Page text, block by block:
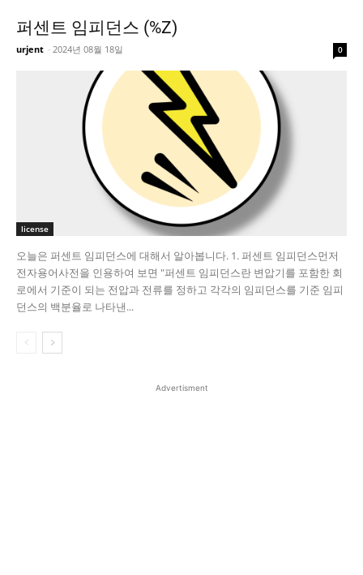
퍼센트 임피던스 (%Z)
urjent - 2024년 08월 18일 0
license
오늘은 퍼센트 임피던스에 대해서 알아봅니다. 1. 퍼센트 임피던스​ 먼저
전자용어사전을 인용하여 보면 "퍼센트 임피던스란 변압기를 포함한 회
로에서 기준이 되는 전압과 전류를 정하고 각각의 임피던스를 기준 임피
던스의 백분율로 나타낸...
Advertisment